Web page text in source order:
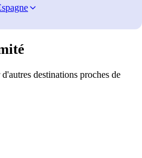
destinations proches de